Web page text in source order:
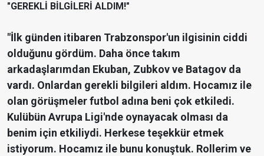
"GEREKLİ BİLGİLERİ ALDIM!"
"İlk günden itibaren Trabzonspor'un ilgisinin ciddi
olduğunu gördüm. Daha önce takım
arkadaşlarımdan Ekuban, Zubkov ve Batagov da
vardı. Onlardan gerekli bilgileri aldım. Hocamız ile
olan görüşmeler futbol adına beni çok etkiledi.
Kulübün Avrupa Ligi'nde oynayacak olması da
benim için etkiliydi. Herkese teşekkür etmek
istiyorum. Hocamız ile bunu konuştuk. Rollerim ve